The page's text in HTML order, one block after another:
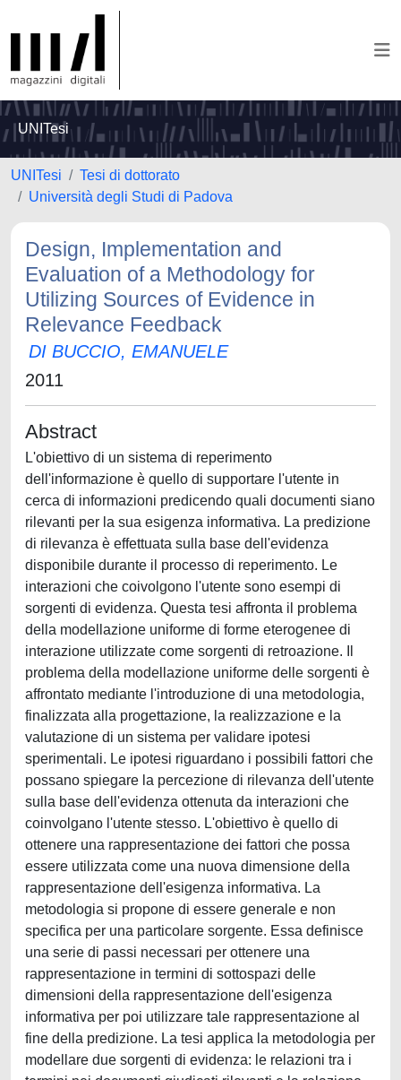
UNITesi
UNITesi
Tesi di dottorato
Università degli Studi di Padova
Design, Implementation and
Evaluation of a Methodology for
Utilizing Sources of Evidence in
Relevance Feedback
DI BUCCIO, EMANUELE
2011
Abstract
L'obiettivo di un sistema di reperimento
dell'informazione è quello di supportare l'utente in
cerca di informazioni predicendo quali documenti siano
rilevanti per la sua esigenza informativa. La predizione
di rilevanza è effettuata sulla base dell'evidenza
disponibile durante il processo di reperimento. Le
interazioni che coivolgono l'utente sono esempi di
sorgenti di evidenza. Questa tesi affronta il problema
della modellazione uniforme di forme eterogenee di
interazione utilizzate come sorgenti di retroazione. Il
problema della modellazione uniforme delle sorgenti è
affrontato mediante l'introduzione di una metodologia,
finalizzata alla progettazione, la realizzazione e la
valutazione di un sistema per validare ipotesi
sperimentali. Le ipotesi riguardano i possibili fattori che
possano spiegare la percezione di rilevanza dell'utente
sulla base dell'evidenza ottenuta da interazioni che
coinvolgano l'utente stesso. L'obiettivo è quello di
ottenere una rappresentazione dei fattori che possa
essere utilizzata come una nuova dimensione della
rappresentazione dell'esigenza informativa. La
metodologia si propone di essere generale e non
specifica per una particolare sorgente. Essa definisce
una serie di passi necessari per ottenere una
rappresentazione in termini di sottospazi delle
dimensioni della rappresentazione dell'esigenza
informativa per poi utilizzare tale rappresentazione al
fine della predizione. La tesi applica la metodologia per
modellare due sorgenti di evidenza: le relazioni tra i